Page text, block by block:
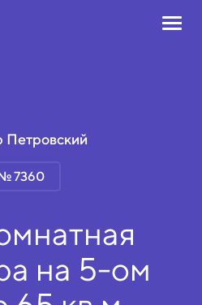
Петровский
7360
на 5-ом